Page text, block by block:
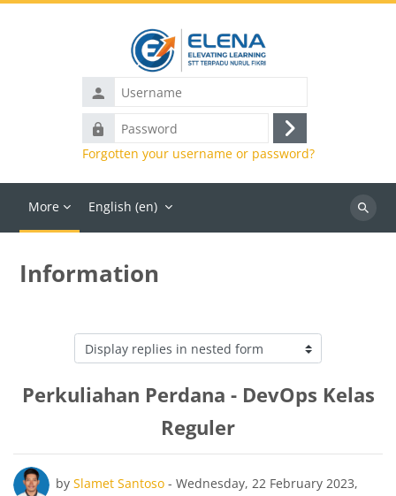
Username
Password
Log
in
Forgotten your username or password?
More English ‎(en)‎
Search
Information
Display mode
Perkuliahan Perdana - DevOps Kelas
Reguler
by Slamet Santoso- Wednesday, 22 February 2023,
Number of replies: 0